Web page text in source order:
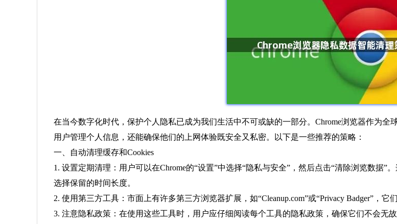
在当今数字化时代，保护个人隐私已成为我们生活中不可或缺的一部分。Chrome浏览器作为
用户管理个人信息，还能确保他们的上网体验既安全又私密。以下是一些推荐的策略：
一、自动清理缓存和Cookies
1. 设置定期清理：用户可以在Chrome的“设置”中选择“隐私与安全”，然后点击“清除浏览数据”
选择保留的时间长度。
2. 使用第三方工具：市面上有许多第三方浏览器扩展，如“Cleanup.com”或“Privacy Badger”，
3. 注意隐私政策：在使用这些工具时，用户应仔细阅读每个工具的隐私政策，确保它们不会无故